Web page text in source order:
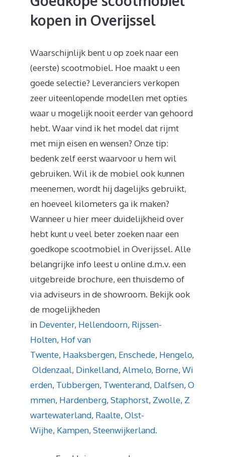
kopen in Overijssel
Waarschijnlijk bent u op zoek naar een
(eerste) scootmobiel. Hoe maakt u een
goede selectie? Leveranciers verkopen
zeer uiteenlopende modellen met opties
waar u mogelijk nooit eerder van gehoord
hebt. Waar vind ik het model dat rijmt
met mijn eisen en wensen? Onze tip:
bedenk zelf eerst waarvoor u hem wil
gebruiken. Wil ik de mobiel ook kunnen
meenemen, wordt hij dagelijks gebruikt,
en hoeveel kilometers ga ik maken?
Wanneer u hier meer duidelijkheid over
hebt kunt u veel beter zoeken naar een
goedkope scootmobiel in Overijssel. Alle
belangrijke info leest u online d.m.v. een
uitgebreide brochure, een thuisdemo of
via adviseurs in de showroom. Bekijk ook
de mogelijkheden
in Deventer, Hellendoorn, Rijssen-
Holten, Hof van
Twente, Haaksbergen, Enschede, Hengelo,
Oldenzaal, Dinkelland, Almelo, Borne, Wi
erden, Tubbergen, Twenterand, Dalfsen, O
mmen, Hardenberg, Staphorst, Zwolle, Z
wartewaterland, Raalte, Olst-
Wijhe, Kampen, Steenwijkerland.